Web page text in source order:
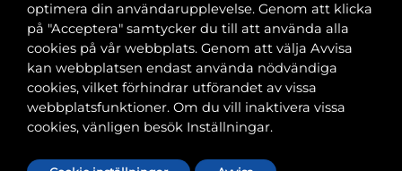
Banvaktsgatan 2A, 00520 Helsingfors
040 585 2586
kansli@tfif.fi
optimera din användarupplevelse. Genom att klicka
på "Acceptera" samtycker du till att använda alla
cookies på vår webbplats. Genom att välja Avvisa
kan webbplatsen endast använda nödvändiga
cookies, vilket förhindrar utförandet av vissa
webbplatsfunktioner. Om du vill inaktivera vissa
cookies, vänligen besök Inställningar.